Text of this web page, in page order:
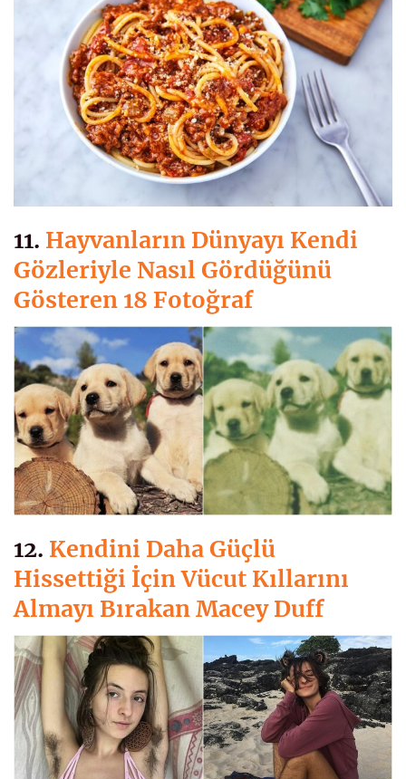
11. Hayvanların Dünyayı Kendi
Gözleriyle Nasıl Gördüğünü
Gösteren 18 Fotoğraf
12. Kendini Daha Güçlü
Hissettiği İçin Vücut Kıllarını
Almayı Bırakan Macey Duff